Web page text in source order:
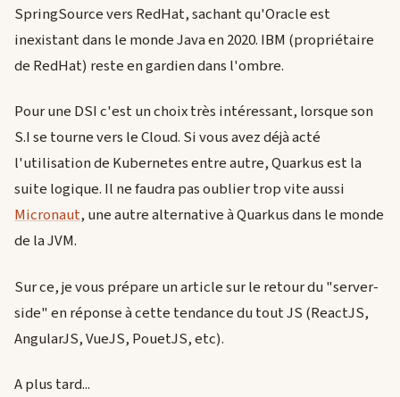
SpringSource vers RedHat, sachant qu'Oracle est
inexistant dans le monde Java en 2020. IBM (propriétaire
de RedHat) reste en gardien dans l'ombre.
Pour une DSI c'est un choix très intéressant, lorsque son
S.I se tourne vers le Cloud. Si vous avez déjà acté
l'utilisation de Kubernetes entre autre, Quarkus est la
suite logique. Il ne faudra pas oublier trop vite aussi
Micronaut, une autre alternative à Quarkus dans le monde
de la JVM.
Sur ce, je vous prépare un article sur le retour du "server-
side" en réponse à cette tendance du tout JS (ReactJS,
AngularJS, VueJS, PouetJS, etc).
A plus tard...